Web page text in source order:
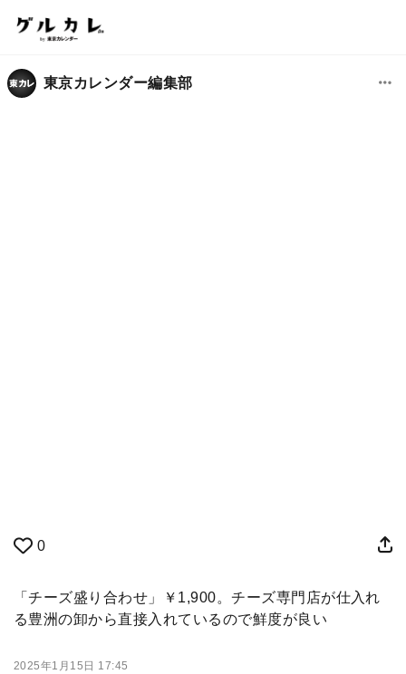
東京カレンダー編集部
0
「チーズ盛り合わせ」￥1,900。チーズ専門店が仕入れ
る豊洲の卸から直接入れているので鮮度が良い
2025年1月15日 17:45